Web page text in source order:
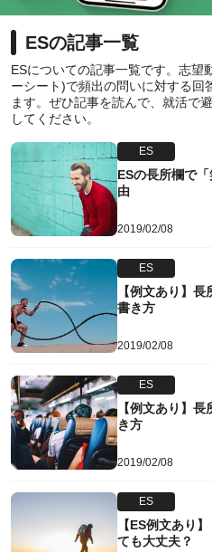
ESの記事一覧
ESについての記事一覧です。志望
ーシート)で頻出の問いに対する回
ます。ぜひ記事を読んで、就活で
してください。
ES
ESの長所欄で
由
2019/02/08
ES
【例文あり】
書き方
2019/02/08
ES
【例文あり】
き方
2019/02/08
ES
【ES例文あり
ても大丈夫？